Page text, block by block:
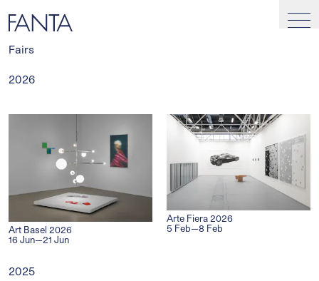
Fairs
2026
Art Basel 2026
16 Jun—21 Jun
Arte Fiera 2026
5 Feb—8 Feb
2025